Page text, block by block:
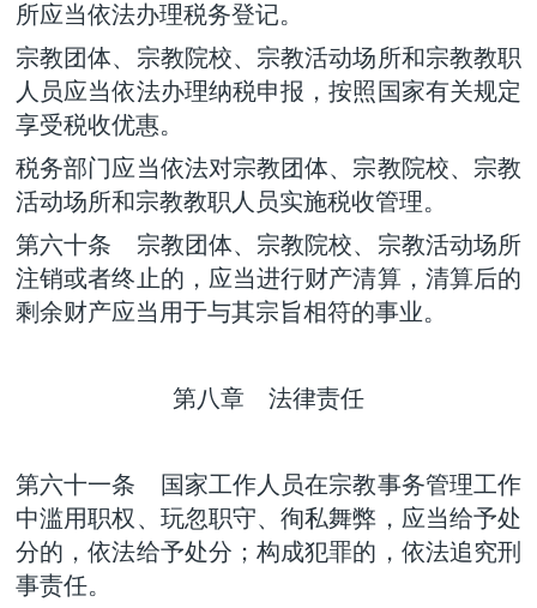
所应当依法办理税务登记。
宗教团体、宗教院校、宗教活动场所和宗教教职
人员应当依法办理纳税申报，按照国家有关规定
享受税收优惠。
税务部门应当依法对宗教团体、宗教院校、宗教
活动场所和宗教教职人员实施税收管理。
第六十条 宗教团体、宗教院校、宗教活动场所
注销或者终止的，应当进行财产清算，清算后的
剩余财产应当用于与其宗旨相符的事业。
第八章 法律责任
第六十一条 国家工作人员在宗教事务管理工作
中滥用职权、玩忽职守、徇私舞弊，应当给予处
分的，依法给予处分；构成犯罪的，依法追究刑
事责任。